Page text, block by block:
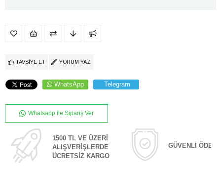
TAVSIYE ET YORUM YAZ
WhatsApp Telegram
Whatsapp ile Sipariş Ver
1500 TL VE ÜZERİ
ALIŞVERİŞLERDE
ÜCRETSİZ KARGO
GÜVENLİ